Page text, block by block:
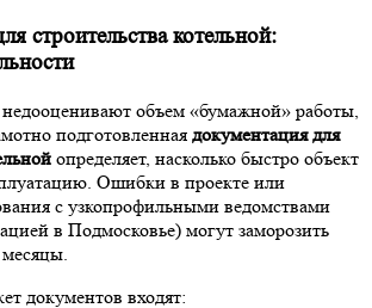
строительства котельной:
объем «бумажной» работы,
подготовленная документация для
определяет, насколько быстро объект
Ошибки в проекте или
с узкопрофильными ведомствами
в Подмосковье) могут заморозить
документов входят: